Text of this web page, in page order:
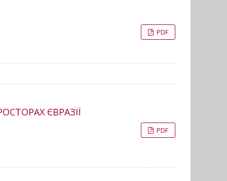
PDF
ЄВРАЗІЇ
PDF